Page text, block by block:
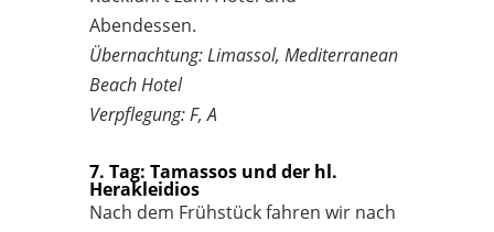
Abendessen.
Übernachtung: Limassol, Mediterranean
Beach Hotel
Verpflegung: F, A
7. Tag: Tamassos und der hl.
Herakleidios
Nach dem Frühstück fahren wir nach